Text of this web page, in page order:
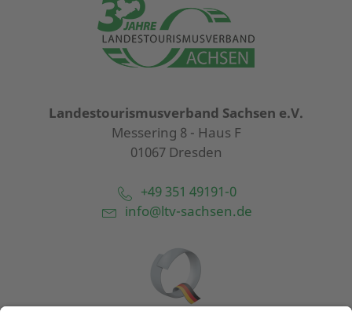
Landestourismusverband Sachsen e.V.
Messering 8 - Haus F
01067 Dresden
+49 351 49191-0
info@ltv-sachsen.de